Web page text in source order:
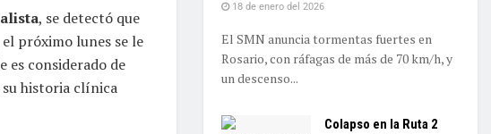
, se detectó que
próximo lunes se le
es considerado de
su historia clínica
18 de enero del 2026
El SMN anuncia tormentas fuertes en
Rosario, con ráfagas de más de 70 km/h, y
un descenso...
Colapso en la Ruta 2